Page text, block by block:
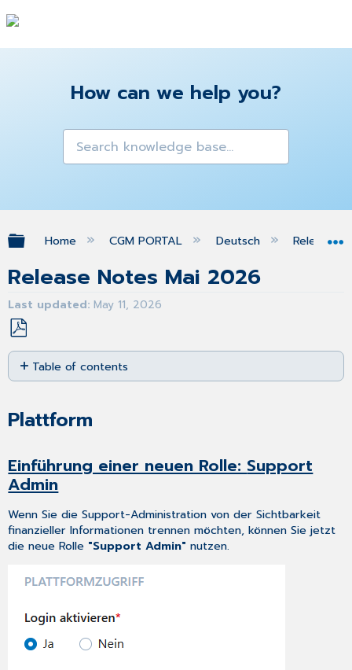
How can we help you?
Expand/collapse global hierarchy
Home CGM PORTAL Deutsch Release
Release Notes Mai 2026
Last updated May 11, 2026
Save
as
PDF
Table of contents
Einführung
einer
Rolle: Support
Admin
MY
ORG
Neues
Design
ORG-
SUPPORT
PORTAL als
Plattform
Einführung einer neuen Rolle:Support
Admin
Wenn Sie die Support-Administration von der Sichtbarkeit
finanzieller Informationen trennen möchten, können Sie jetzt
die neue Rolle "Support Admin" nutzen.